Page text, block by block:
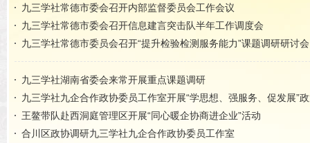
九三学社常德市委会召开内部监督委员会工作会议
九三学社常德市委会召开信息建言突击队半年工作调度会
九三学社常德市委员会召开“提升检验检测服务能力”课题调研研讨会
九三学社湖南省委会来常开展重点课题调研
九三学社九企合作政协委员工作室开展“学思想、强服务、促发展”
王鳌带队赴西洞庭管理区开展“同心暖企协商进企业”活动
合川区政协调研九三学社九企合作政协委员工作室